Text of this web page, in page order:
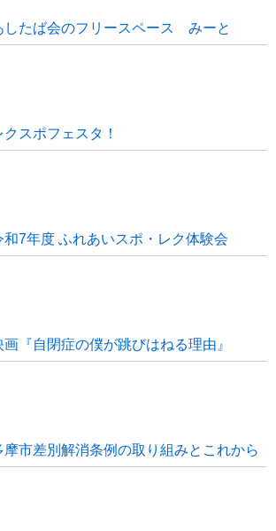
したば会のフリースペース みーと
クスポフェスタ！
和7年度 ふれあいスポ・レク体験会
画『自閉症の僕が跳びはねる理由』
摩市差別解消条例の取り組みとこれから